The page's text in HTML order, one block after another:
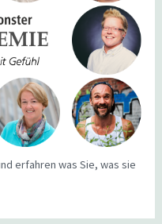
erfahren was Sie, was sie